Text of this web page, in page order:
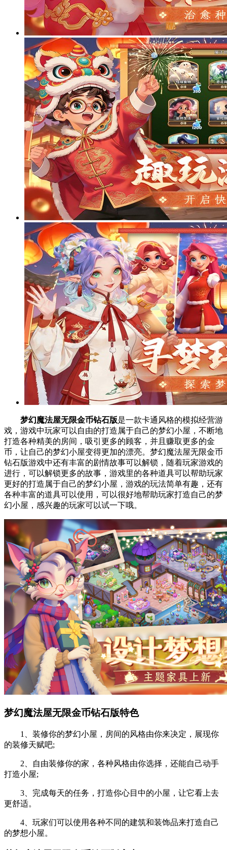
梦幻魔法屋无限金币钻石版是一款卡通风格的模拟经营游
戏，游戏中玩家可以自由的打造属于自己的梦幻小屋，不断地
打造各种精美的房间，吸引更多的顾客，并且赚取更多的金
币，让自己的梦幻小屋变得更加的漂亮。梦幻魔法屋无限金币
钻石版游戏中还有丰富的剧情故事可以解锁，随着玩家游戏的
进行，可以解锁更多的故事，游戏里的各种道具可以帮助玩家
更好的打造属于自己的梦幻小屋，游戏的玩法简单有趣，还有
各种丰富的道具可以使用，可以很好地帮助玩家打造自己的梦
幻小屋，感兴趣的玩家可以试一下哦。
梦幻魔法屋无限金币钻石版特色
1、装修你的梦幻小屋，房间的风格由你来决定，展现你
的装修天赋吧;
2、自由装修你的家，各种风格由你选择，还能自己动手
打造小屋;
3、完成每天的任务，打造你心目中的小屋，让它看上去
更舒适。
4、玩家们可以使用各种不同的建筑和装饰品来打造自己
的梦想小屋。